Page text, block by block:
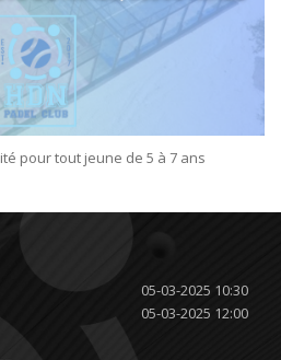
pour tout jeune de 5 à 7 ans
05-03-2025 10:30
05-03-2025 12:00